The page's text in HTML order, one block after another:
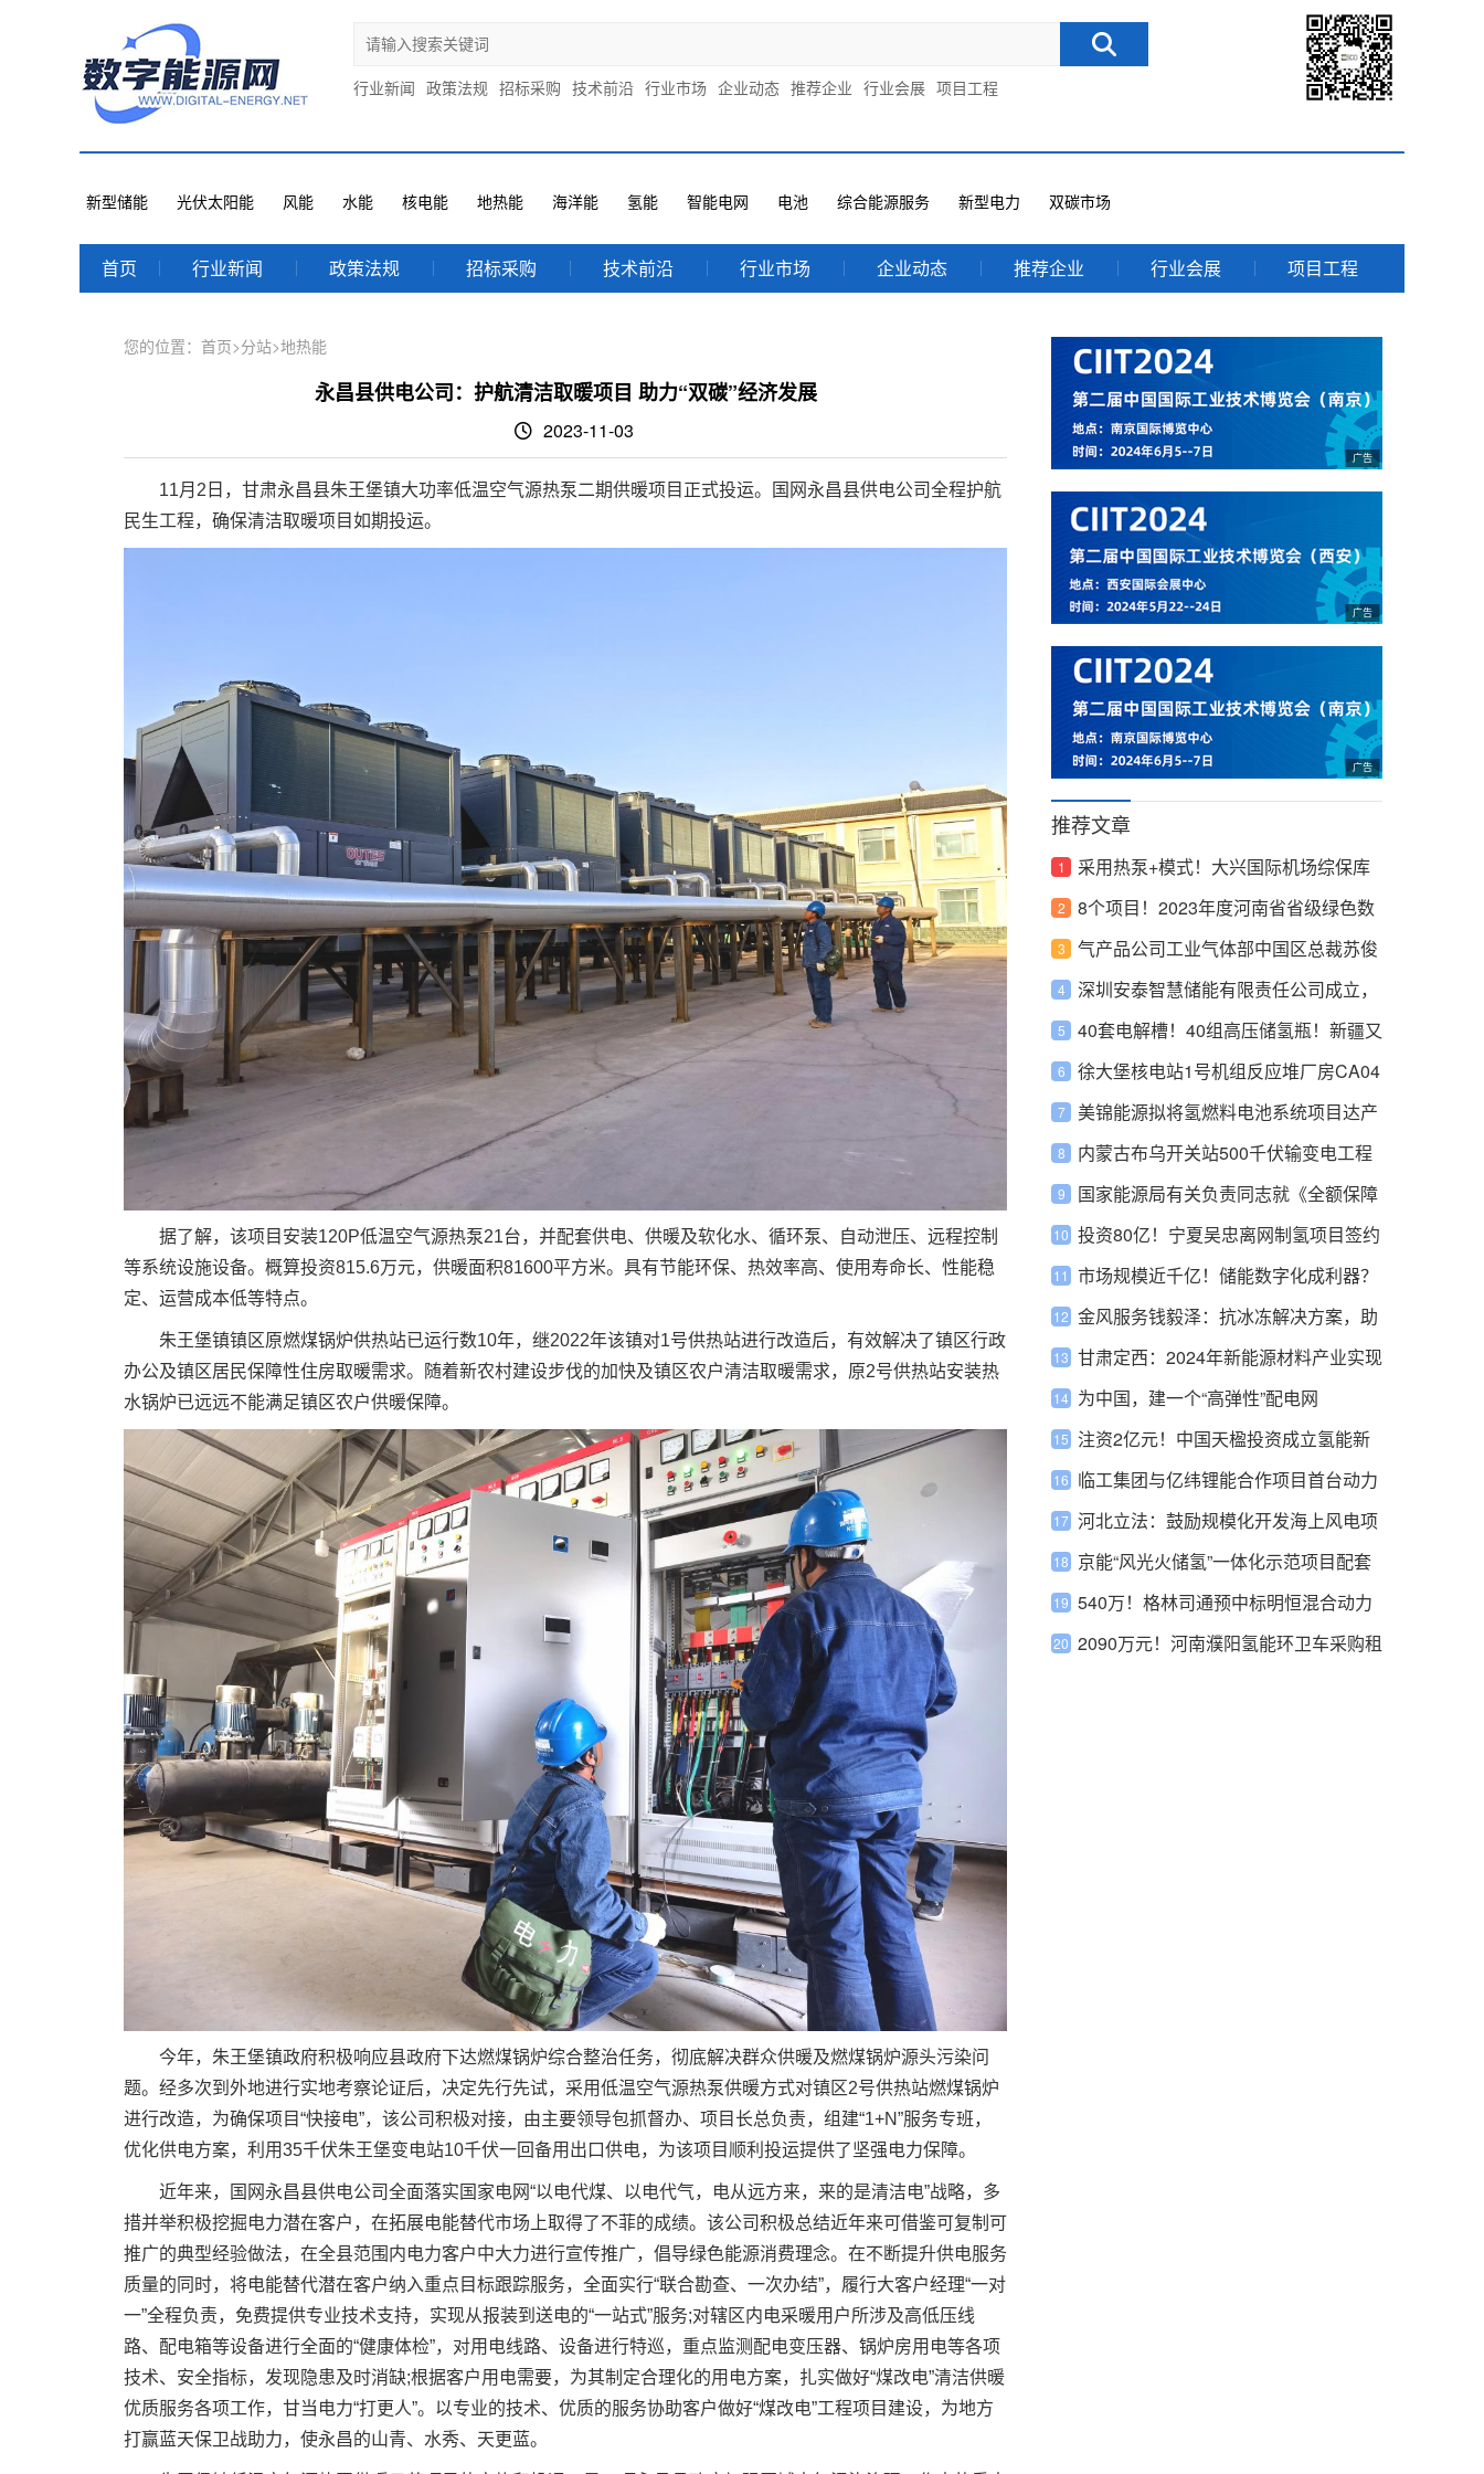
行业新闻 政策法规 招标采购 技术前沿 行业市场 企业动态 推荐企业 行业会展 项目工程
新型储能 光伏太阳能 风能 水能 核电能 地热能 海洋能 氢能 智能电网 电池 综合能源服务 新型电力 双碳市场
首页 行业新闻 政策法规 招标采购 技术前沿 行业市场 企业动态 推荐企业 行业会展 项目工程
您的位置： 首页>分站>地热能
永昌县供电公司：护航清洁取暖项目 助力“双碳”经济发展
2023-11-03
11月2日，甘肃永昌县朱王堡镇大功率低温空气源热泵二期供暖项目正式投运。国网永昌县供电公司全程护航
民生工程，确保清洁取暖项目如期投运。
据了解，该项目安装120P低温空气源热泵21台，并配套供电、供暖及软化水、循环泵、自动泄压、远程控制
等系统设施设备。概算投资815.6万元，供暖面积81600平方米。具有节能环保、热效率高、使用寿命长、性能稳
定、运营成本低等特点。
朱王堡镇镇区原燃煤锅炉供热站已运行数10年，继2022年该镇对1号供热站进行改造后，有效解决了镇区行政
办公及镇区居民保障性住房取暖需求。随着新农村建设步伐的加快及镇区农户清洁取暖需求，原2号供热站安装热
水锅炉已远远不能满足镇区农户供暖保障。
今年，朱王堡镇政府积极响应县政府下达燃煤锅炉综合整治任务，彻底解决群众供暖及燃煤锅炉源头污染问
题。经多次到外地进行实地考察论证后，决定先行先试，采用低温空气源热泵供暖方式对镇区2号供热站燃煤锅炉
进行改造，为确保项目“快接电”，该公司积极对接，由主要领导包抓督办、项目长总负责，组建“1+N”服务专班，
优化供电方案，利用35千伏朱王堡变电站10千伏一回备用出口供电，为该项目顺利投运提供了坚强电力保障。
近年来，国网永昌县供电公司全面落实国家电网“以电代煤、以电代气，电从远方来，来的是清洁电”战略，多
措并举积极挖掘电力潜在客户，在拓展电能替代市场上取得了不菲的成绩。该公司积极总结近年来可借鉴可复制可
推广的典型经验做法，在全县范围内电力客户中大力进行宣传推广，倡导绿色能源消费理念。在不断提升供电服务
质量的同时，将电能替代潜在客户纳入重点目标跟踪服务，全面实行“联合勘查、一次办结”，履行大客户经理“一对
一”全程负责，免费提供专业技术支持，实现从报装到送电的“一站式”服务;对辖区内电采暖用户所涉及高低压线
路、配电箱等设备进行全面的“健康体检”，对用电线路、设备进行特巡，重点监测配电变压器、锅炉房用电等各项
技术、安全指标，发现隐患及时消缺;根据客户用电需要，为其制定合理化的用电方案，扎实做好“煤改电”清洁供暖
优质服务各项工作，甘当电力“打更人”。以专业的技术、优质的服务协助客户做好“煤改电”工程项目建设，为地方
打赢蓝天保卫战助力，使永昌的山青、水秀、天更蓝。
推荐文章
采用热泵+模式！大兴国际机场综保库
能源站项目获奖
8个项目！2023年度河南省省级绿色数
据中心名单公示
气产品公司工业气体部中国区总裁苏俊
雄被任命为陕西省政府国际高级经济顾
问
深圳安泰智慧储能有限责任公司成立，
注册资本1000.00万元人民币
40套电解槽！40组高压储氢瓶！新疆又
一绿氢项目招标！
徐大堡核电站1号机组反应堆厂房CA04
模块顺利吊装就位
美锦能源拟将氢燃料电池系统项目达产
日期延迟2年
内蒙古布乌开关站500千伏输变电工程
变电部分开工
国家能源局有关负责同志就《全额保障
性收购可再生能源电量监管办法》答记
者问
投资80亿！宁夏吴忠离网制氢项目签约
市场规模近千亿！储能数字化成利器？
金风服务钱毅泽：抗冰冻解决方案，助
力风电机组“无惧冰雪”
甘肃定西：2024年新能源材料产业实现
产值8亿元
为中国，建一个“高弹性”配电网
注资2亿元！中国天楹投资成立氢能新
公司
临工集团与亿纬锂能合作项目首台动力
电池下线
河北立法：鼓励规模化开发海上风电项
目
京能“风光火储氢”一体化示范项目配套
加氢站投运
540万！格林司通预中标明恒混合动力
电池产线项目扩产改造采购项目
2090万元！河南濮阳氢能环卫车采购租